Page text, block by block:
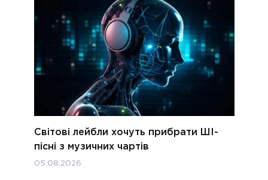
Світові лейбли хочуть прибрати ШІ-
пісні з музичних чартів
05.08.2026